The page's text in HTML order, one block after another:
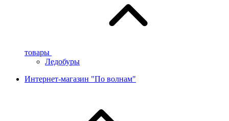
товары
Ледобуры
Интернет-магазин "По волнам"